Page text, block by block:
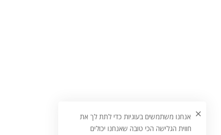
אנחנו משתמשים בעוגיות כדי לתת לך את
חווית הגלישה הכי טובה שאנחנו יכולים